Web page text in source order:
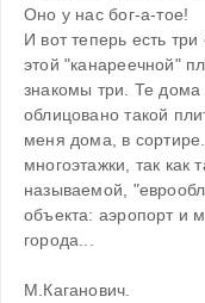
Оно у нас бог-а-тое!
И вот теперь есть
этой "канареечной"
знакомы три. Те
облицовано такой
меня дома, в
многоэтажки, так как
называемой,
объекта: аэропорт и
города...
М.Каганович.